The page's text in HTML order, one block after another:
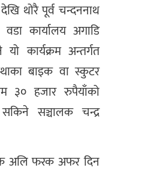
थोरै पूर्व चन्दननाथ
कार्यालय अगाडि
कार्यक्रम अन्तर्गत
बाइक वा स्कुटर
३० हजार रुपैयाँको
सञ्चालक चन्द्र
अलि फरक अफर दिन